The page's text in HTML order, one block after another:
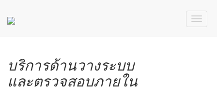
บริการด้านวางระบบ
และตรวจสอบภายใน